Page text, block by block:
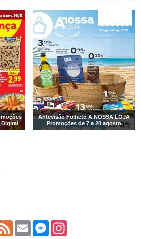
Digital
Antevisão Folheto A NOSSA LOJA
Promoções de 7 a 20 agosto
Feed Email Messenger